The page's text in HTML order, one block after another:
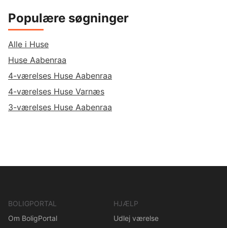
Populære søgninger
Alle i Huse
Huse Aabenraa
4-værelses Huse Aabenraa
4-værelses Huse Varnæs
3-værelses Huse Aabenraa
BOLIGPORTAL
Om BoligPortal
HJÆLP
Udlej værelse